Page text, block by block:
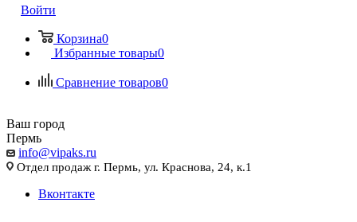
Войти
Корзина0
Избранные товары0
Сравнение товаров0
Ваш город
Пермь
info@vipaks.ru
Отдел продаж г. Пермь, ул. Краснова, 24, к.1
Вконтакте